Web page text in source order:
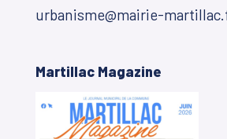
urbanisme@mairie-
Martillac Magazine